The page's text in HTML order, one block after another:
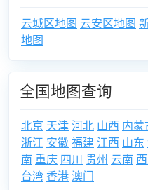
云城区地图 云安区地图
地图
全国地图查询
北京 天津河北 山西 内蒙
浙江 安徽福建 江西 山东
南 重庆 四川 贵州 云南
台湾 香港 澳门